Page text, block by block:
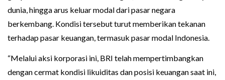
dunia, hingga arus keluar modal dari pasar negara
berkembang. Kondisi tersebut turut memberikan tekanan
terhadap pasar keuangan, termasuk pasar modal Indonesia.
“Melalui aksi korporasi ini, BRI telah mempertimbangkan
dengan cermat kondisi likuiditas dan posisi keuangan saat ini,